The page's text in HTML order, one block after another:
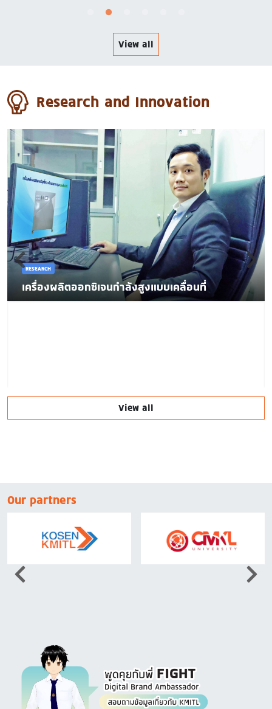
View all
Research and Innovation
RESEARCH
เครื่องผลิตออกซิเจนกำลังสูงแบบเคลื่อนที่
View all
Our partners